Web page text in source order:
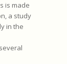
is made
a study
in the